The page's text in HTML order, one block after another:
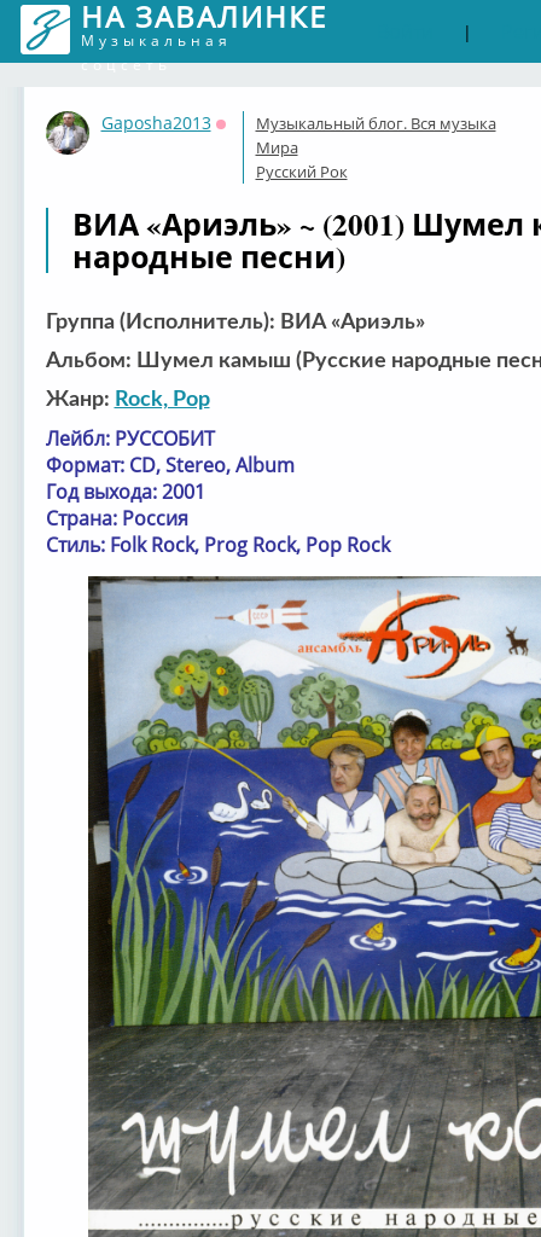
НА ЗАВАЛИНКЕ
Музыкальная
соцсеть
|
Gaposha2013
Оффлайн
Музыкальный блог. Вся музыка
Мира
Русский Рок
ВИА «Ариэль» ~ (2001)
народные песни)
Группа (Исполнитель): ВИА «Ариэль»
Альбом: Шумел камыш (Русские народные
Жанр: Rock, Pop
Лейбл: РУССОБИТ
Формат: CD, Stereo, Album
Год выхода: 2001
Страна: Россия
Стиль: Folk Rock, Prog Rock, Pop Rock